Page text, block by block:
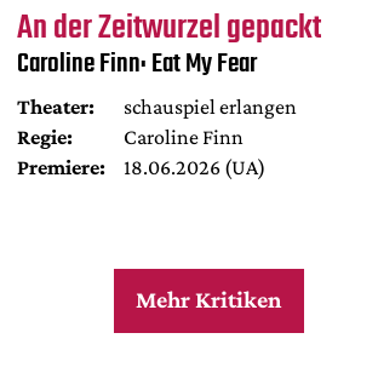
An der Zeitwurzel gepackt
Caroline Finn: Eat My Fear
Theater:
schauspiel erlangen
Regie:
Caroline Finn
Premiere:
18.06.2026 (UA)
Mehr Kritiken